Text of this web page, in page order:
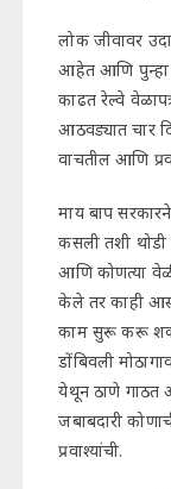
लोक जीवावर
आहेत आणि पुन्हा
काढत रेल्वे
आठवड्यात चार
वाचतील आणि
माय बाप
कसली तशी थोडी
आणि कोणत्या
केले तर काही
काम सुरू करू
डोंबिवली
येथून ठाणे गाठत
जबाबदारी
प्रवाश्यांची.